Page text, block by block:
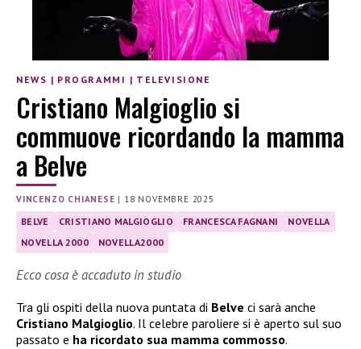
NEWS | PROGRAMMI | TELEVISIONE
Cristiano Malgioglio si
commuove ricordando la mamma
a Belve
VINCENZO CHIANESE | 18 NOVEMBRE 2025
BELVE CRISTIANO MALGIOGLIO FRANCESCA FAGNANI
NOVELLA
NOVELLA 2000
NOVELLA2000
Ecco cosa è accaduto in studio
Tra gli ospiti della nuova puntata di Belve ci sarà anche
Cristiano Malgioglio. Il celebre paroliere si è aperto sul suo
passato e ha ricordato sua mamma commosso.